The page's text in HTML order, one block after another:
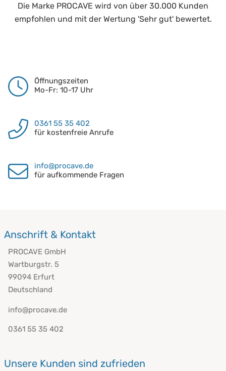
Die Marke PROCAVE wird von über 30.000 Kunden
empfohlen und mit der Wertung 'Sehr gut' bewertet.
Öffnungszeiten
Mo-Fr: 10-17 Uhr
0361 55 35 402
für kostenfreie Anrufe
info@procave.de
für aufkommende Fragen
Anschrift & Kontakt
PROCAVE GmbH
Wartburgstr. 5
99094 Erfurt
Deutschland
info@procave.de
0361 55 35 402
Unsere Kunden sind zufrieden